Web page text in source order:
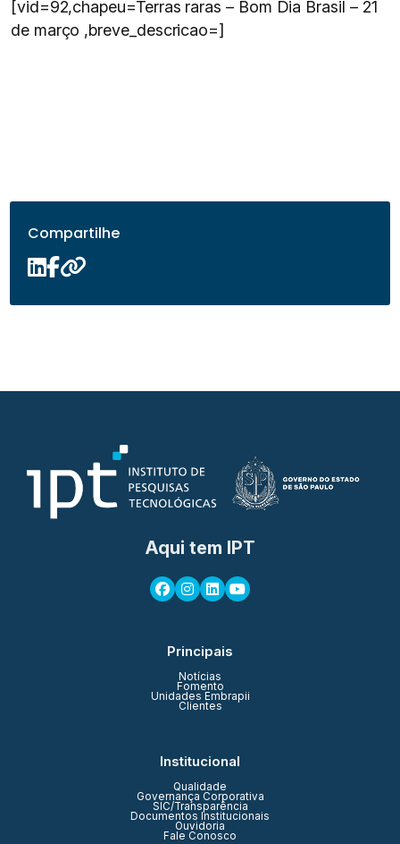
[vid=92,chapeu=Terras raras – Bom Dia Brasil – 21
de março ,breve_descricao=]
Compartilhe
Aqui tem IPT
Principais
Notícias
Fomento
Unidades Embrapii
Clientes
Institucional
Qualidade
Governança Corporativa
SIC/Transparência
Documentos Institucionais
Ouvidoria
Fale Conosco